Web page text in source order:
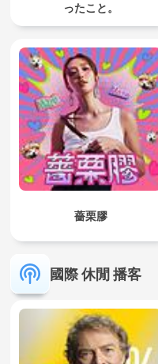
ったこと。
薔栗膠
國際 休閒 播客